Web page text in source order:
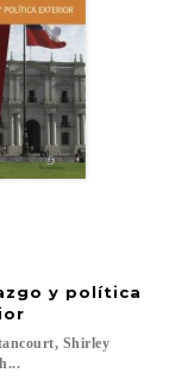
en Chile
y política
Shirley